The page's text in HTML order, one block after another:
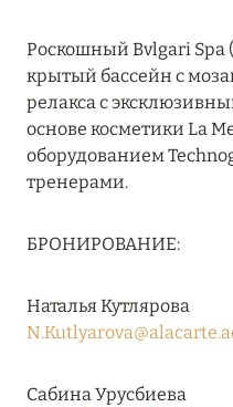
27 сентября 2024
HÔTEL BARRIÈRE
Подробнее
27 сентября 2024
КОНЦЕПЦИЯ «ВСЁ
ЭКСКЛЮЗИВНО»
Роскошный Bvlgari Spa
крытый бассейн с
релакса с
основе косметики La
оборудованием
тренерами.
БРОНИРОВАНИЕ:
Наталья Кутлярова
Сабина Урусбиева